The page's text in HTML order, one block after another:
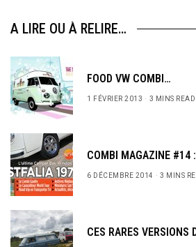
A LIRE OU À RELIRE…
FOOD VW COMBI…
1 FÉVRIER 2013 3 MINS READ
COMBI MAGAZINE #14
6 DÉCEMBRE 2014 3 MINS
CES RARES VERSIONS